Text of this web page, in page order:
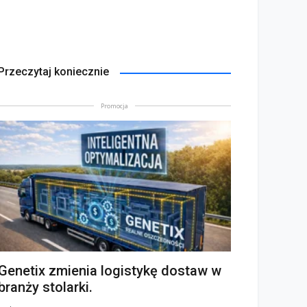
koniecznie
Promocja
zmienia logistykę dostaw w
stolarki.